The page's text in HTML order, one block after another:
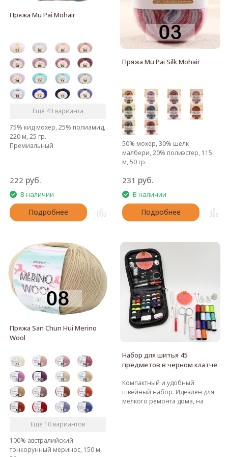
Пряжа Mu Pai Mohair
Ещё 43 варианта
75% кид мохер, 25% полиамид,
220 м, 25 гр.
Премиальный
222 руб.
В наличии
Подробнее
Пряжа Mu Pai Silk Mohair
50% мохер, 30% шелк
малбери, 20% полиэстер, 115
м, 50 гр.
шёлковый мохер
231 руб.
В наличии
Подробнее
Пряжа San Chun Hui Merino
Wool
Ещё 10 вариантов
100% австралийский
тонкорунный меринос, 150 м,
Набор для шитья 45
предметов в черном клатче
Компактный и удобный
швейный набор. Идеален для
мелкого ремонта дома, на